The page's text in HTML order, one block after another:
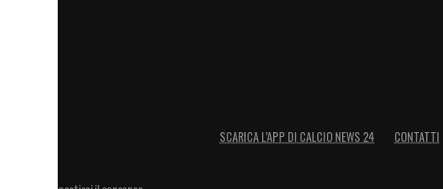
SCARICA L’APP DI CALCIO NEWS 24 CONTATTI